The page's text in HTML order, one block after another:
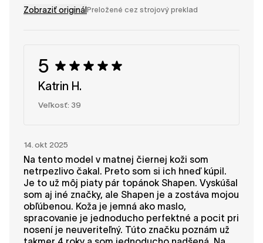
Zobraziť originál Preložené cez strojový preklad
5
Katrin H.
Veľkosť: 39
14. okt 2025
Na tento model v matnej čiernej koži som
netrpezlivo čakal. Preto som si ich hneď kúpil.
Je to už môj piaty pár topánok Shapen. Vyskúšal
som aj iné značky, ale Shapen je a zostáva mojou
obľúbenou. Koža je jemná ako maslo,
spracovanie je jednoducho perfektné a pocit pri
nosení je neuveriteľný. Túto značku poznám už